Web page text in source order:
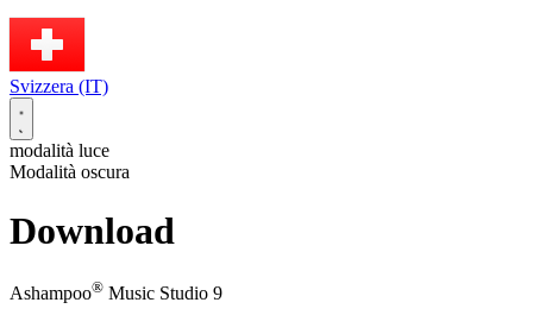
Svizzera (IT)
modalità luce
Modalità oscura
Download
Ashampoo® Music Studio 9